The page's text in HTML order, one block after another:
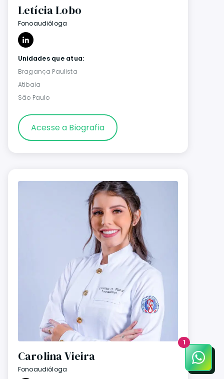
Letícia Lobo
Fonoaudióloga
Unidades que atua:
Bragança Paulista
Atibaia
São Paulo
Acesse a Biografia
Carolina Vieira
Fonoaudióloga
1